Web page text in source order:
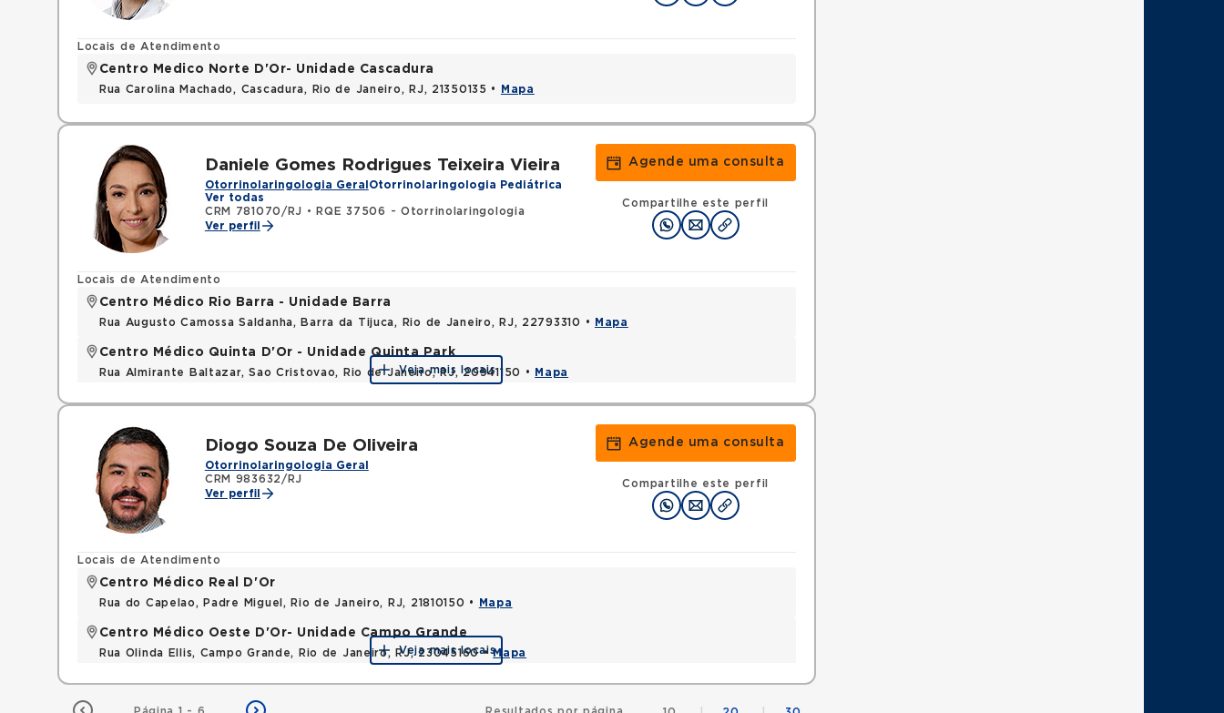
Locais de Atendimento
Centro Medico Norte D'Or- Unidade Cascadura
Rua Carolina Machado, Cascadura, Rio de Janeiro, RJ, 21350135 • Mapa
Daniele Gomes Rodrigues Teixeira Vieira
Otorrinolaringologia Geral Otorrinolaringologia Pediátrica
Ver todas
CRM 781070/RJ •
RQE 37506 - Otorrinolaringologia
Ver perfil
Agende uma consulta
Compartilhe este perfil
Locais de Atendimento
Centro Médico Rio Barra - Unidade Barra
Rua Augusto Camossa Saldanha, Barra da Tijuca, Rio de Janeiro, RJ, 22793310 • Mapa
Centro Médico Quinta D'Or - Unidade Quinta Park
Rua Almirante Baltazar, Sao Cristovao, Rio de Janeiro, RJ, 20941150 • Mapa
Veja mais locais
Diogo Souza De Oliveira
Otorrinolaringologia Geral
CRM 983632/RJ
Ver perfil
Agende uma consulta
Compartilhe este perfil
Locais de Atendimento
Centro Médico Real D'Or
Rua do Capelao, Padre Miguel, Rio de Janeiro, RJ, 21810150 • Mapa
Centro Médico Oeste D'Or- Unidade Campo Grande
Rua Olinda Ellis, Campo Grande, Rio de Janeiro, RJ, 23045160 •Mapa
Veja mais locais